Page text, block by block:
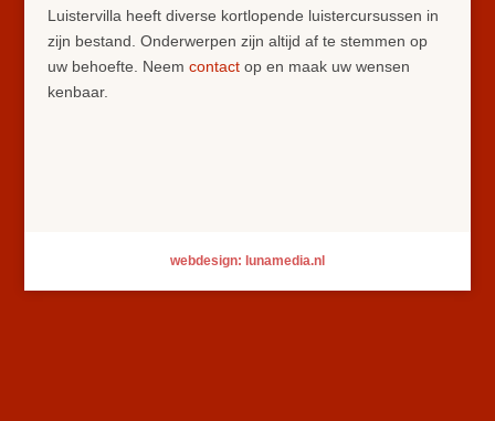
Luistervilla heeft diverse kortlopende luistercursussen in
zijn bestand. Onderwerpen zijn altijd af te stemmen op
uw behoefte. Neem contactop en maak uw wensen
kenbaar.
webdesign: lunamedia.nl